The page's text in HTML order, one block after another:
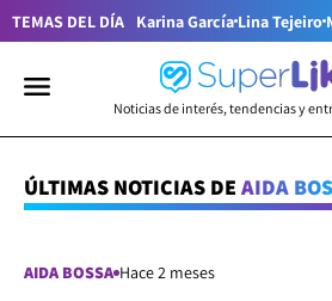
TEMAS DEL DÍA Karina García Lina Tejeiro
Noticias de interés, tendencias y
ÚLTIMAS NOTICIAS DE AIDA
AIDA BOSSA Hace 2 meses